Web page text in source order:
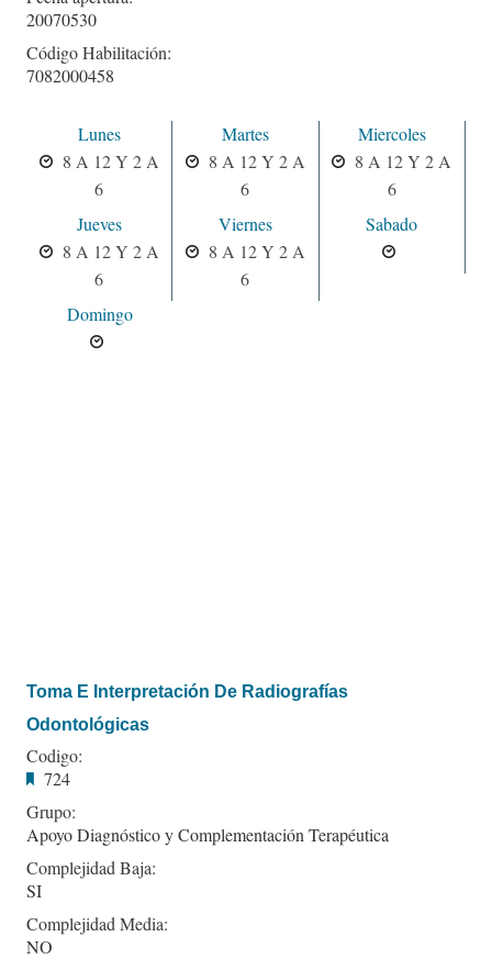
20070530
Código Habilitación:
7082000458
Lunes
8 A 12 Y 2 A
6
Martes
8 A 12 Y 2 A
6
Miercoles
8 A 12 Y 2 A
6
Jueves
8 A 12 Y 2 A
6
Viernes
8 A 12 Y 2 A
6
Sabado
Domingo
Toma E Interpretación De Radiografías
Odontológicas
Codigo:
724
Grupo:
Apoyo Diagnóstico y Complementación Terapéutica
Complejidad Baja:
SI
Complejidad Media:
NO